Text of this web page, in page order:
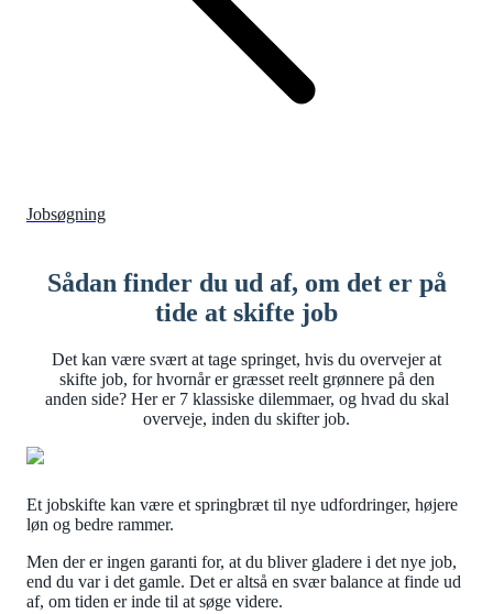
Jobsøgning
Sådan finder du ud af, om det er på
tide at skifte job
Det kan være svært at tage springet, hvis du overvejer at
skifte job, for hvornår er græsset reelt grønnere på den
anden side? Her er 7 klassiske dilemmaer, og hvad du skal
overveje, inden du skifter job.
Et jobskifte kan være et springbræt til nye udfordringer, højere
løn og bedre rammer.
Men der er ingen garanti for, at du bliver gladere i det nye job,
end du var i det gamle. Det er altså en svær balance at finde ud
af, om tiden er inde til at søge videre.